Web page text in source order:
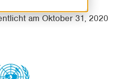
am Oktober 31, 2020